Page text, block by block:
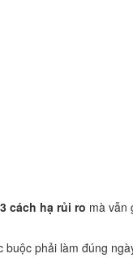
3 cách hạ rủi ro mà vẫn
phải làm đúng